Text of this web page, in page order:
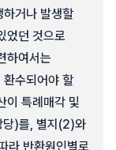
거나 발생할
었던 것으로
하여서는
수되어야 할
이 특례매각 및
)를, 별지(2)와
라 반환원인별로